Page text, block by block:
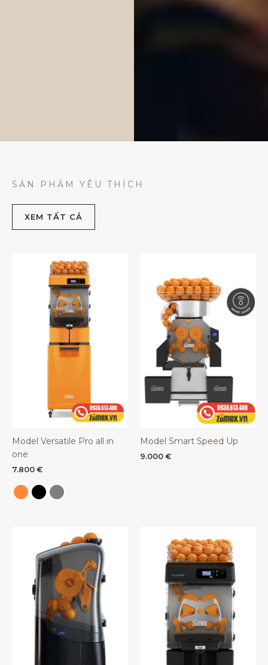
SẢN PHẨM YÊU THÍCH
XEM TẤT CẢ
Model Versatile Pro all in
one
7.800 €
Model Smart Speed Up
9.000 €